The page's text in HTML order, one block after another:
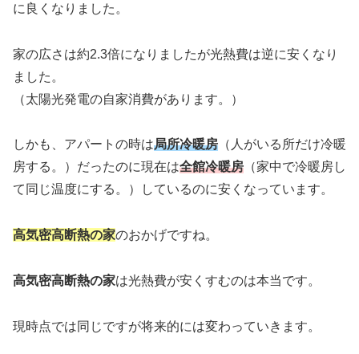
に良くなりました。
家の広さは約2.3倍になりましたが光熱費は逆に安くなり
ました。
（太陽光発電の自家消費があります。）
しかも、アパートの時は局所冷暖房 （人がいる所だけ冷暖
房する。）だったのに現在は全館冷暖房 （家中で冷暖房し
て同じ温度にする。）しているのに安くなっています。
高気密高断熱の家のおかげですね。
高気密高断熱の家は光熱費が安くすむのは本当です。
現時点では同じですが将来的には変わっていきます。